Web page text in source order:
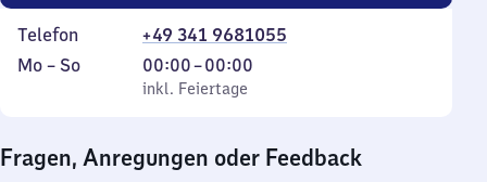
Telefon
+49 341 9681055
Montag
Mo – So,
inkl. Feiertage
00:00–00:00
Von
0
0
inkl. Feiertage
Fragen, Anregungen oder Feedback